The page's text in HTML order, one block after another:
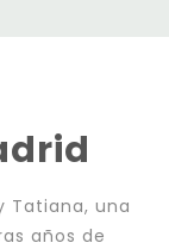
Tatiana, una
años de